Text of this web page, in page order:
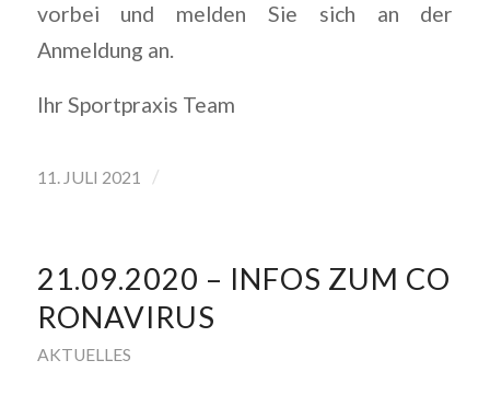
vorbei und melden Sie sich an der
Anmeldung an.
Ihr Sportpraxis Team
11. JULI 2021 /
21.09.2020 – INFOS ZUM CO
RONAVIRUS
AKTUELLES